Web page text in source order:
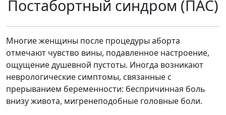
Постабортный синдром (ПАС)
Многие женщины после процедуры аборта
отмечают чувство вины, подавленное настроение,
ощущение душевной пустоты. Иногда возникают
неврологические симптомы, связанные с
прерыванием беременности: беспричинная боль
внизу живота, мигренеподобные головные боли.